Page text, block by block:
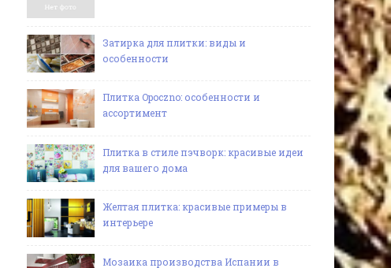
Затирка для плитки: виды и
особенности
Плитка Opoczno: особенности и
ассортимент
Плитка в стиле пэчворк: красивые идеи
для вашего дома
Желтая плитка: красивые примеры в
интерьере
Мозаика производства Испании в